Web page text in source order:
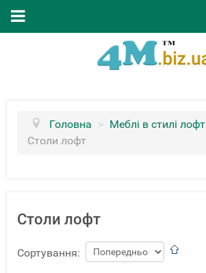
Головна > Меблі в стилі лофт
Столи лофт
Столи лофт
Сортування: